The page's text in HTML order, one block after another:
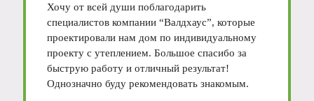
Хочу от всей души поблагодарить
специалистов компании “Валдхаус”, которые
проектировали нам дом по индивидуальному
проекту с утеплением. Большое спасибо за
быструю работу и отличный результат!
Однозначно буду рекомендовать знакомым.